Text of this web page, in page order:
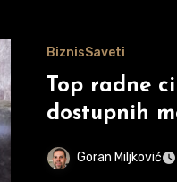
BiznisSaveti
Top radne
dostupnih
Goran Miljković